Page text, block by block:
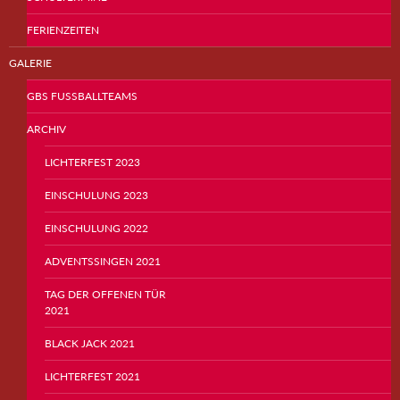
FERIENZEITEN
GALERIE
GBS FUSSBALLTEAMS
ARCHIV
LICHTERFEST 2023
EINSCHULUNG 2023
EINSCHULUNG 2022
ADVENTSSINGEN 2021
TAG DER OFFENEN TÜR
2021
BLACK JACK 2021
LICHTERFEST 2021